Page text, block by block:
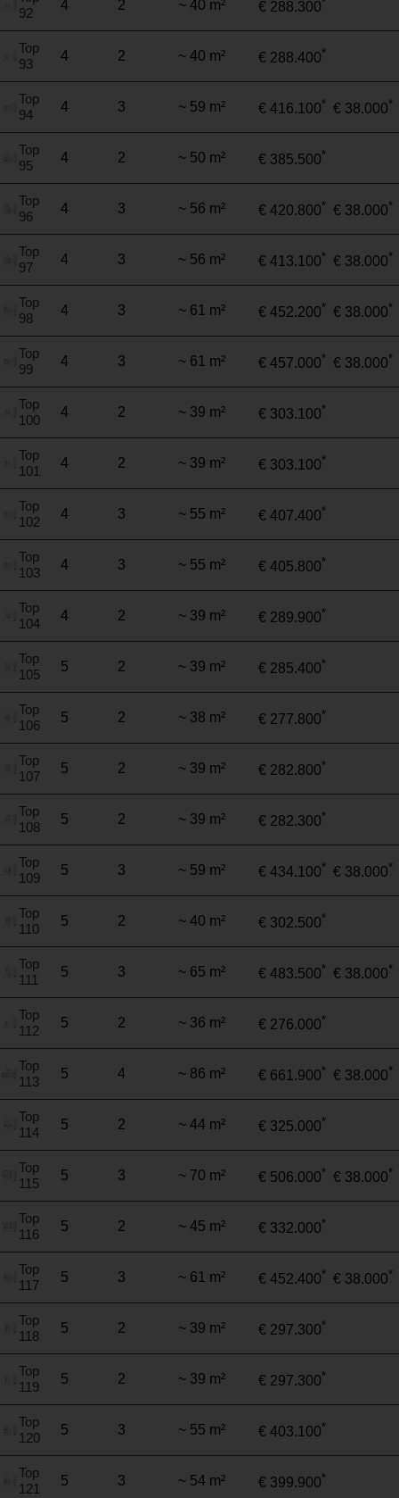
92
4 2 ~ 40 m² € 288.300
Top
93
4 2 ~ 40 m² € 288.400*
Top
94
4 3 ~ 59 m² € 416.100* € 38.000*
Top
95
4 2 ~ 50 m² € 385.500*
Top
96
4 3 ~ 56 m² € 420.800* € 38.000*
Top
97
4 3 ~ 56 m² € 413.100* € 38.000*
Top
98
4 3 ~ 61 m² € 452.200* € 38.000*
Top
99
4 3 ~ 61 m² € 457.000* € 38.000*
Top
100
4 2 ~ 39 m² € 303.100*
Top
101
4 2 ~ 39 m² € 303.100*
Top
102
4 3 ~ 55 m² € 407.400*
Top
103
4 3 ~ 55 m² € 405.800*
Top
104
4 2 ~ 39 m² € 289.900*
Top
105
5 2 ~ 39 m² € 285.400*
Top
106
5 2 ~ 38 m² € 277.800*
Top
107
5 2 ~ 39 m² € 282.800*
Top
108
5 2 ~ 39 m² € 282.300*
Top
109
5 3 ~ 59 m² € 434.100* € 38.000*
Top
110
5 2 ~ 40 m² € 302.500*
Top
111
5 3 ~ 65 m² € 483.500* € 38.000*
Top
112
5 2 ~ 36 m² € 276.000*
Top
113
5 4 ~ 86 m² € 661.900* € 38.000*
Top
114
5 2 ~ 44 m² € 325.000*
Top
115
5 3 ~ 70 m² € 506.000* € 38.000*
Top
116
5 2 ~ 45 m² € 332.000*
Top
117
5 3 ~ 61 m² € 452.400* € 38.000*
Top
118
5 2 ~ 39 m² € 297.300*
Top
119
5 2 ~ 39 m² € 297.300*
Top
120
5 3 ~ 55 m² € 403.100*
Top
121
5 3 ~ 54 m² € 399.900*